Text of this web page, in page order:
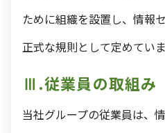
ために組織を設置し、情報
正式な規則として定めていま
Ⅲ.従業員の取組み
当社グループの従業員は、